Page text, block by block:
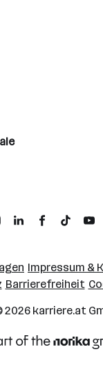
Impressum &
Barrierefreiheit
2026 karriere.at